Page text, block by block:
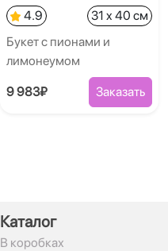
4.9
31 x 40 см
Букет с пионами и
лимонеумом
9 983₽ Заказать
Каталог
В коробках